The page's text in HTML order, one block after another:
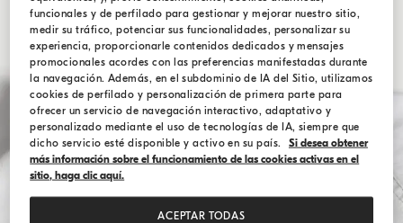
funcionales y de perfilado para gestionar y mejorar nuestro sitio,
medir su tráfico, potenciar sus funcionalidades, personalizar su
experiencia, proporcionarle contenidos dedicados y mensajes
promocionales acordes con las preferencias manifestadas durante
la navegación. Además, en el subdominio de IA del Sitio, utilizamos
cookies de perfilado y personalización de primera parte para
ofrecer un servicio de navegación interactivo, adaptativo y
personalizado mediante el uso de tecnologías de IA, siempre que
dicho servicio esté disponible y activo en su país.
Si desea obtener
más información sobre el funcionamiento de las cookies activas en el
sitio, haga clic aquí.
ACEPTAR TODAS